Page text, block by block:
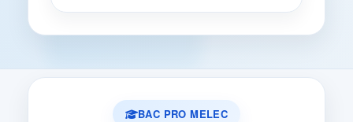
BAC PRO MELEC